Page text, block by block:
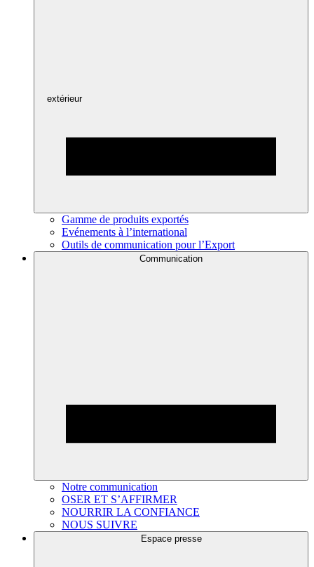
extérieur
Gamme de produits exportés
Evénements à l’international
Outils de communication pour l’Export
Communication
Notre communication
OSER ET S’AFFIRMER
NOURRIR LA CONFIANCE
NOUS SUIVRE
Espace presse